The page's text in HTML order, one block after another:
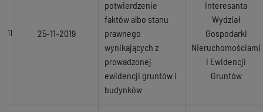
11 25-11-2019
potwierdzenie
faktów albo stanu
prawnego
wynikających z
prowadzonej
ewidencji gruntów i
budynków
interesanta
Wydział
Gospodarki
Nieruchomościami
i Ewidencji
Gruntów